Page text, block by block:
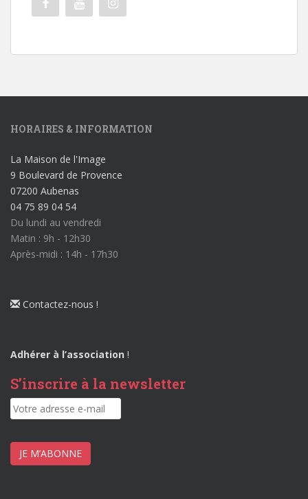
HORAIRES & INFORMATION
La Maison de l'Image
9 Boulevard de Provence
07200 Aubenas
04 75 89 04 54
Du lundi au vendredi
Matin : 9h - 12h30
Après-midi : 14h - 17h30
Contactez-nous !
Adhérer à l’association !
S’inscrire à la newsletter
JE M’ABONNE